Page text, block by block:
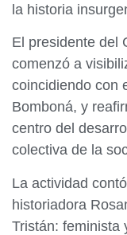
la historia
El presidente del
comenzó a
coincidiendo con
Bomboná, y
centro del
colectiva de la
La actividad
historiadora
Tristán: feminista